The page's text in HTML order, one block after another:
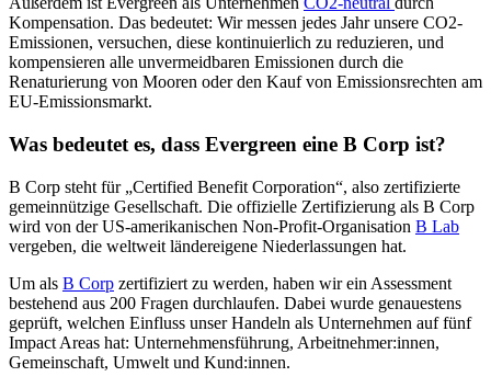
Kompensation. Das bedeutet: Wir messen jedes Jahr unsere CO2-
Emissionen, versuchen, diese kontinuierlich zu reduzieren, und
kompensieren alle unvermeidbaren Emissionen durch die
Renaturierung von Mooren oder den Kauf von Emissionsrechten am
EU-Emissionsmarkt.
Was bedeutet es, dass Evergreen eine B Corp ist?
B Corp steht für „Certified Benefit Corporation“, also zertifizierte
gemeinnützige Gesellschaft. Die offizielle Zertifizierung als B Corp
wird von der US-amerikanischen Non-Profit-Organisation B Lab
vergeben, die weltweit ländereigene Niederlassungen hat.
Um als B Corp zertifiziert zu werden, haben wir ein Assessment
bestehend aus 200 Fragen durchlaufen. Dabei wurde genauestens
geprüft, welchen Einfluss unser Handeln als Unternehmen auf fünf
Impact Areas hat: Unternehmensführung, Arbeitnehmer:innen,
Gemeinschaft, Umwelt und Kund:innen.